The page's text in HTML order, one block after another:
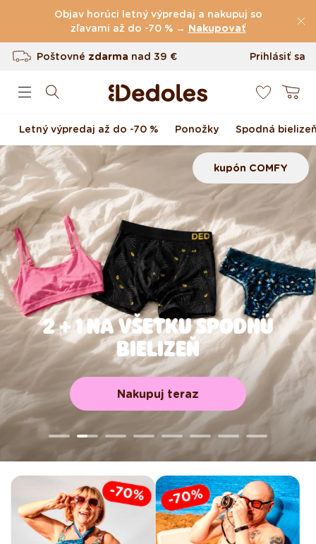
Preskočiť na obsah
Objav horúci letný výpredaj a nakupuj so
zľavami až do -70 % → Nakupovať
Poštovnézdarma nad39 €
Vrátenie tovaru až do 100 dní
Originálny dizajn navrhnutý u nás
Prihlásiť sa
Košík
Letný výpredaj až do -70 % Ponožky Spodná
2 + 1 NA VŠETKU SPODNÚ
BIELIZEŇ
Nakupuj teraz
kupón COMFY